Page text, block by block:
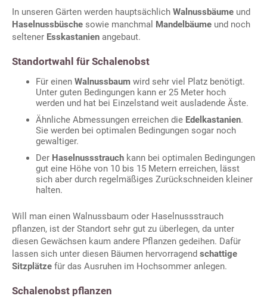
In unseren Gärten werden hauptsächlich Walnussbäume und
Haselnussbüsche sowie manchmal Mandelbäume und noch
seltener Esskastanien angebaut.
Standortwahl für Schalenobst
Für einen Walnussbaum wird sehr viel Platz benötigt.
Unter guten Bedingungen kann er 25 Meter hoch
werden und hat bei Einzelstand weit ausladende Äste.
Ähnliche Abmessungen erreichen die Edelkastanien.
Sie werden bei optimalen Bedingungen sogar noch
gewaltiger.
Der Haselnussstrauch kann bei optimalen Bedingungen
gut eine Höhe von 10 bis 15 Metern erreichen, lässt
sich aber durch regelmäßiges Zurückschneiden kleiner
halten.
Will man einen Walnussbaum oder Haselnussstrauch
pflanzen, ist der Standort sehr gut zu überlegen, da unter
diesen Gewächsen kaum andere Pflanzen gedeihen. Dafür
lassen sich unter diesen Bäumen hervorragend schattige
Sitzplätze für das Ausruhen im Hochsommer anlegen.
Schalenobst pflanzen